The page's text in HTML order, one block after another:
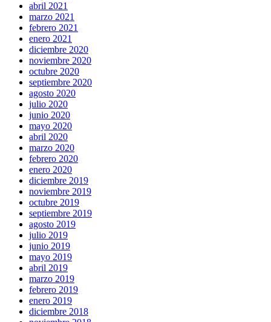
abril 2021
marzo 2021
febrero 2021
enero 2021
diciembre 2020
noviembre 2020
octubre 2020
septiembre 2020
agosto 2020
julio 2020
junio 2020
mayo 2020
abril 2020
marzo 2020
febrero 2020
enero 2020
diciembre 2019
noviembre 2019
octubre 2019
septiembre 2019
agosto 2019
julio 2019
junio 2019
mayo 2019
abril 2019
marzo 2019
febrero 2019
enero 2019
diciembre 2018